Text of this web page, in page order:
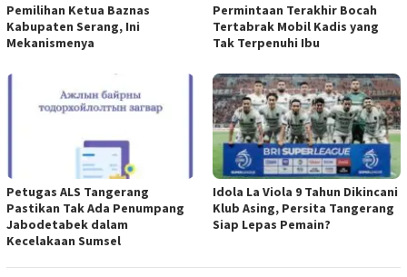
Pemilihan Ketua Baznas
Kabupaten Serang, Ini
Mekanismenya
Permintaan Terakhir Bocah
Tertabrak Mobil Kadis yang
Tak Terpenuhi Ibu
Petugas ALS Tangerang
Pastikan Tak Ada Penumpang
Jabodetabek dalam
Kecelakaan Sumsel
Idola La Viola 9 Tahun Dikincani
Klub Asing, Persita Tangerang
Siap Lepas Pemain?